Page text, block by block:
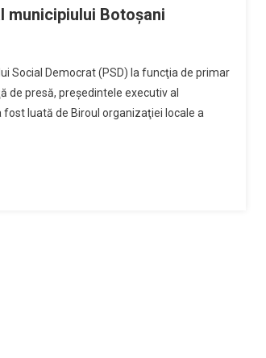
municipiului Botoşani
Social Democrat (PSD) la funcţia de primar
de presă, preşedintele executiv al
luată de Biroul organizaţiei locale a